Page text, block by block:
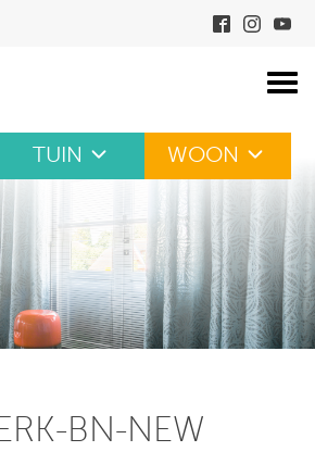
TUIN WOON
BN-NEW